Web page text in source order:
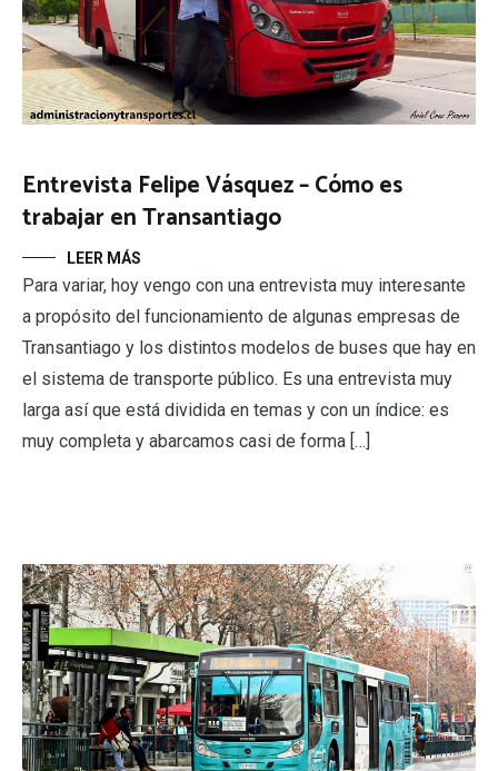
Entrevista Felipe Vásquez – Cómo es
trabajar en Transantiago
LEER MÁS
Para variar, hoy vengo con una entrevista muy interesante
a propósito del funcionamiento de algunas empresas de
Transantiago y los distintos modelos de buses que hay en
el sistema de transporte público. Es una entrevista muy
larga así que está dividida en temas y con un índice: es
muy completa y abarcamos casi de forma […]